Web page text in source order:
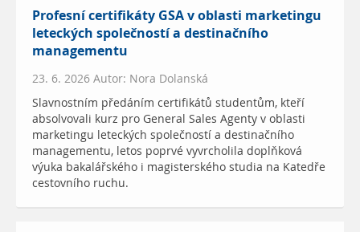
Profesní certifikáty GSA v oblasti marketingu
leteckých společností a destinačního
managementu
23. 6. 2026 Autor: Nora Dolanská
Slavnostním předáním certifikátů studentům, kteří
absolvovali kurz pro General Sales Agenty v oblasti
marketingu leteckých společností a destinačního
managementu, letos poprvé vyvrcholila doplňková
výuka bakalářského i magisterského studia na Katedře
cestovního ruchu.